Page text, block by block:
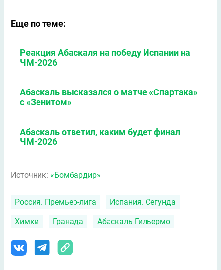
Еще по теме:
Реакция Абаскаля на победу Испании на
ЧМ-2026
Абаскаль высказался о матче «Спартака»
с «Зенитом»
Абаскаль ответил, каким будет финал
ЧМ-2026
Источник: «Бомбардир»
Россия. Премьер-лига Испания. Сегунда
Химки Гранада Абаскаль Гильермо